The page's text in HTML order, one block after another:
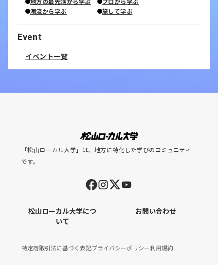
潮流から学ぶ
旅して学ぶ
Event
イベント一覧
「松山ローカル大学」は、地方に特化した学びのコミュニティ
です。
松山ローカル大学につ
いて
お問い合わせ
特定商取引法に基づく表記プライバシーポリシー利用規約